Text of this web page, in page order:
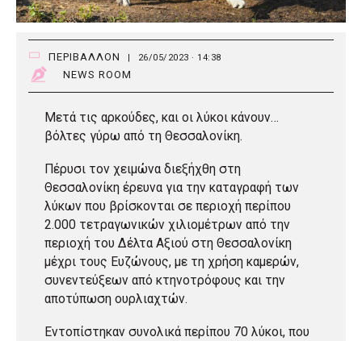
ΠΕΡΙΒΑΛΛΟΝ 26/05/2023 · 14:38
NEWS ROOM
Μετά τις αρκούδες, και οι λύκοι κάνουν…
βόλτες γύρω από τη Θεσσαλονίκη.
Πέρυσι τον χειμώνα διεξήχθη στη
Θεσσαλονίκη έρευνα για την καταγραφή των
λύκων που βρίσκονται σε περιοχή περίπου
2.000 τετραγωνικών χιλιομέτρων από την
περιοχή του Δέλτα Αξιού στη Θεσσαλονίκη
μέχρι τους Ευζώνους, με τη χρήση καμερών,
συνεντεύξεων από κτηνοτρόφους και την
αποτύπωση ουρλιαχτών.
Εντοπίστηκαν συνολικά περίπου 70 λύκοι, που